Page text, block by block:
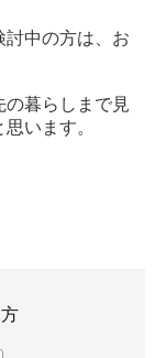
討中の方は、お
の暮らしまで見
います。